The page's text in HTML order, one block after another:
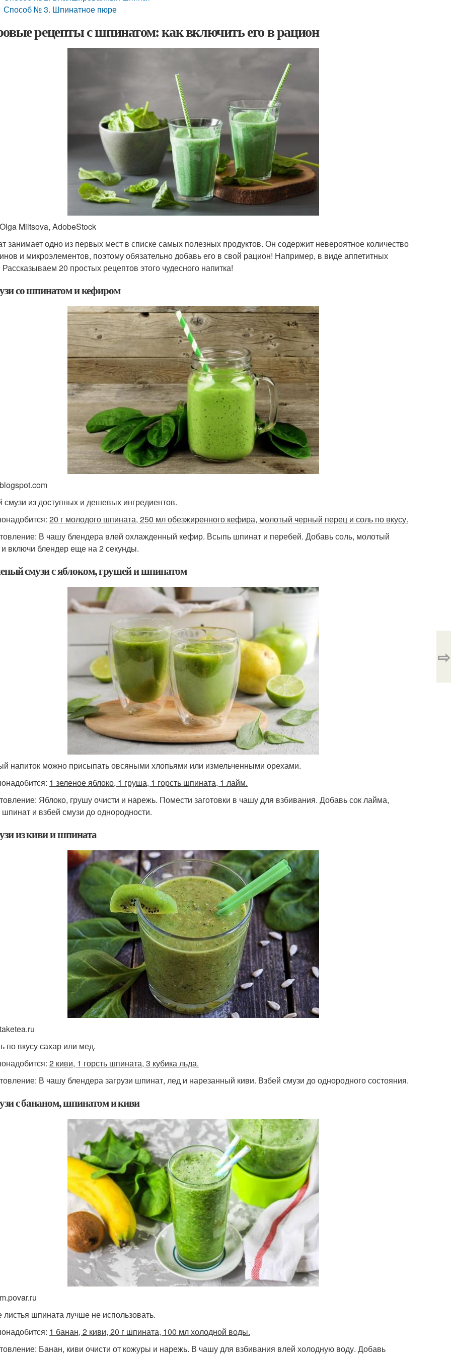
Способ № 3. Шпинатное пюре
рецепты с шпинатом: как включить его в рацион
Miltsova, AdobeStock
занимает одно из первых мест в списке самых полезных продуктов. Он содержит невероятное количество
и микроэлементов, поэтому обязательно добавь его в свой рацион! Например, в виде аппетитных
Рассказываем 20 простых рецептов этого чудесного напитка!
со шпинатом и кефиром
смузи из доступных и дешевых ингредиентов.
20 г молодого шпината, 250 мл обезжиренного кефира, молотый черный перец и соль по вкусу.
В чашу блендера влей охлажденный кефир. Всыпь шпинат и перебей. Добавь соль, молотый
включи блендер еще на 2 секунды.
смузи с яблоком, грушей и шпинатом
напиток можно присыпать овсяными хлопьями или измельченными орехами.
1 зеленое яблоко, 1 груша, 1 горсть шпината, 1 лайм.
Яблоко, грушу очисти и нарежь. Помести заготовки в чашу для взбивания. Добавь сок лайма,
и взбей смузи до однородности.
из киви и шпината
по вкусу сахар или мед.
2 киви, 1 горсть шпината, 3 кубика льда.
В чашу блендера загрузи шпинат, лед и нарезанный киви. Взбей смузи до однородного состояния.
с бананом, шпинатом и киви
шпината лучше не использовать.
1 банан, 2 киви, 20 г шпината, 100 мл холодной воды.
Банан, киви очисти от кожуры и нарежь. В чашу для взбивания влей холодную воду. Добавь
⇨